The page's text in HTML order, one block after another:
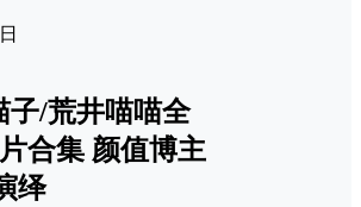
子/荒井喵喵全
合集 颜值博主
绎